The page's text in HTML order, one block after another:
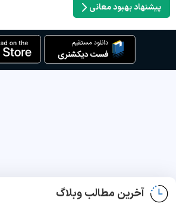
پیشنهاد بهبود معانی
آخرین مطالب وبلاگ